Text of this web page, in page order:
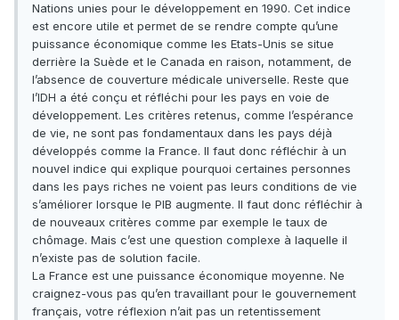
Nations unies pour le développement en 1990. Cet indice
est encore utile et permet de se rendre compte qu’une
puissance économique comme les Etats-Unis se situe
derrière la Suède et le Canada en raison, notamment, de
l’absence de couverture médicale universelle. Reste que
l’IDH a été conçu et réfléchi pour les pays en voie de
développement. Les critères retenus, comme l’espérance
de vie, ne sont pas fondamentaux dans les pays déjà
développés comme la France. Il faut donc réfléchir à un
nouvel indice qui explique pourquoi certaines personnes
dans les pays riches ne voient pas leurs conditions de vie
s’améliorer lorsque le PIB augmente. Il faut donc réfléchir à
de nouveaux critères comme par exemple le taux de
chômage. Mais c’est une question complexe à laquelle il
n’existe pas de solution facile.
La France est une puissance économique moyenne. Ne
craignez-vous pas qu’en travaillant pour le gouvernement
français, votre réflexion n’ait pas un retentissement